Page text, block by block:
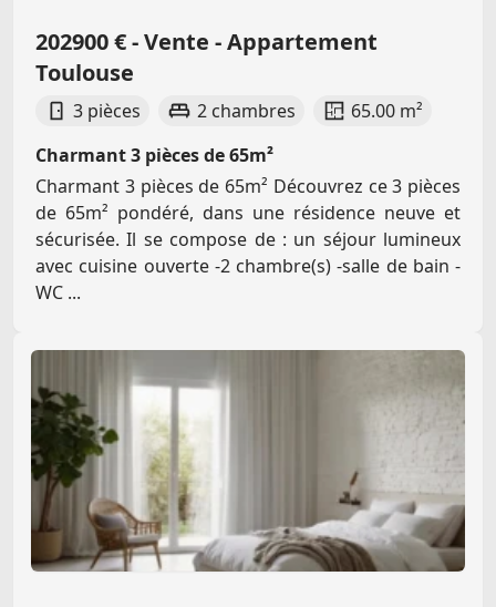
202900 € - Vente - Appartement
Toulouse
3 pièces 2 chambres
65.00 m²
Charmant 3 pièces de 65m²
Charmant 3 pièces de 65m² Découvrez ce 3 pièces
de 65m² pondéré, dans une résidence neuve et
sécurisée. Il se compose de : un séjour lumineux
avec cuisine ouverte -2 chambre(s) -salle de bain -
WC ...